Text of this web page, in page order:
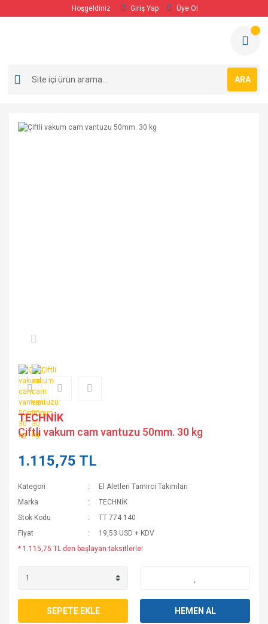
Hoşgeldiniz Giriş Yap Üye Ol
ARA
TECHNİK
Çiftli vakum cam vantuzu 50mm. 30 kg
1.115,75 TL
Kategori
El Aletleri Tamirci Takımları
Marka
TECHNİK
Stok Kodu
TT 774 140
Fiyat
19,53 USD + KDV
* 1.115,75 TL den başlayan taksitlerle!
SEPETE EKLE HEMEN AL